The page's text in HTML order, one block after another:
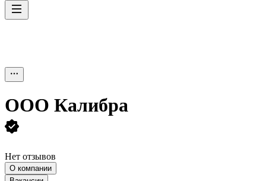
ООО Калибра
Нет отзывов
О компании